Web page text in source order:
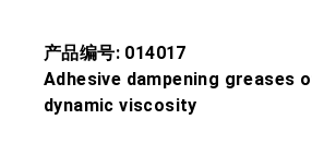
产品编号: 014017
Adhesive dampening greases
dynamic viscosity